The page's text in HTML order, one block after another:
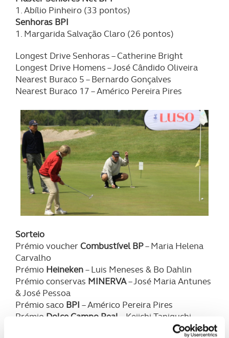
1. Abílio Pinheiro (33 pontos)
Senhoras BPI
1. Margarida Salvação Claro (26 pontos)
Longest Drive Senhoras – Catherine Bright
Longest Drive Homens – José Cândido Oliveira
Nearest Buraco 5 – Bernardo Gonçalves
Nearest Buraco 17 – Américo Pereira Pires
Sorteio
Prémio voucherCombustível BP– Maria Helena
Carvalho
Prémio Heineken– Luis Meneses & Bo Dahlin
Prémio conservas MINERVA– José Maria Antunes
& José Pessoa
Prémio saco BPI – Américo Pereira Pires
Prémio Dolce Campo Real
– Keiichi Taniguchi
– Membros ACP Golfe